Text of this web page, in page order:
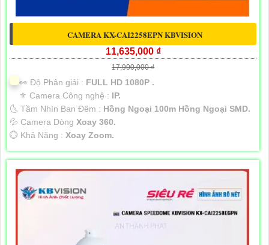
CAMERA KX-CAI2258EPN KBVISION
11,635,000 ₫
17,900,000 ₫
️👀 Độ Phân giải : FULL HD 1080P .
⚜️ Camera Công nghệ : IP.
🌜 Tầm Nhìn Ban Đêm : Hồng Ngoại 100m Hồng Ngoại SMD.
💦 Camera Dòng Xoay 360.
️💮 Khả Năng : Xoay Zoom.